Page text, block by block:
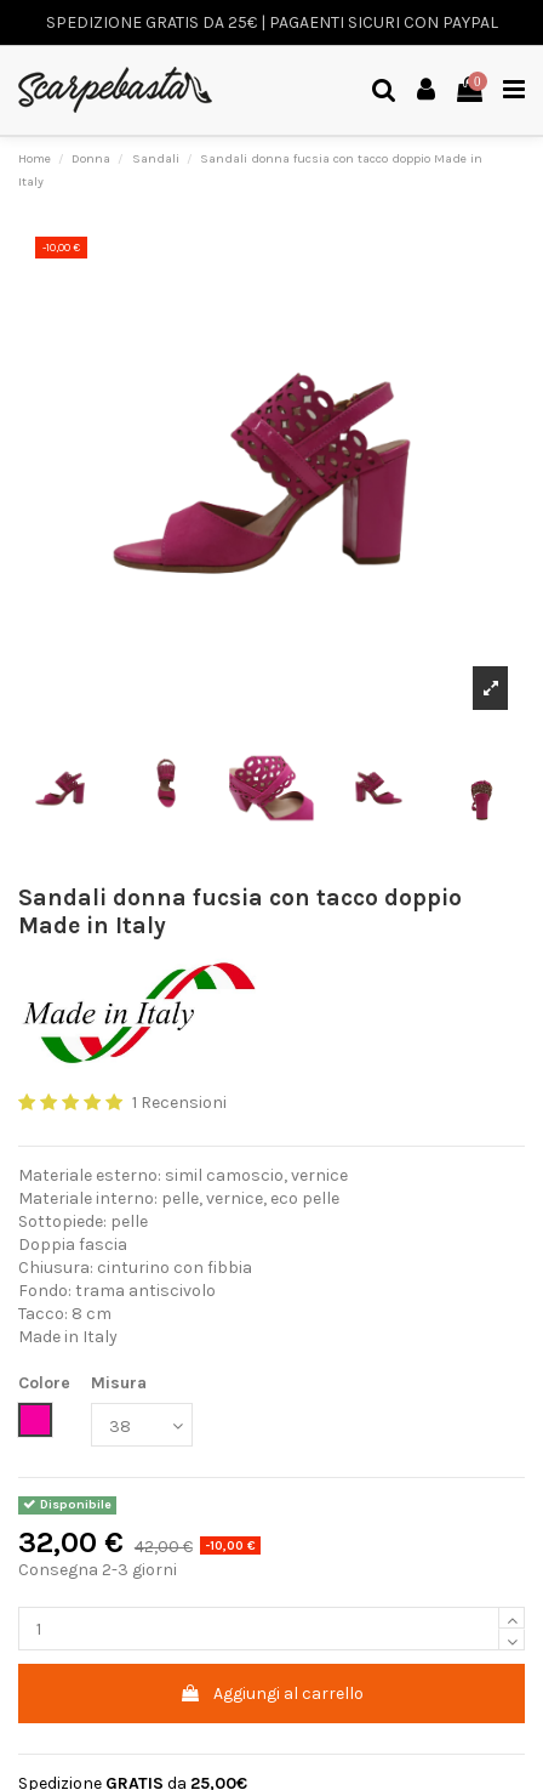
SPEDIZIONE GRATIS DA 25€ | PAGAENTI SICURI CON PAYPAL
0
Home Donna Sandali
Sandali donna fucsia con tacco doppio Made in
Italy
-10,00 €
Sandali donna fucsia con tacco doppio
Made in Italy
1 Recensioni
Materiale esterno: simil camoscio, vernice
Materiale interno: pelle, vernice, eco pelle
Sottopiede: pelle
Doppia fascia
Chiusura: cinturino con fibbia
Fondo: trama antiscivolo
Tacco: 8 cm
Made in Italy
Colore
Misura
Disponibile
32,00 € 42,00 € -10,00 €
Consegna 2-3 giorni
Aggiungi al carrello
Spedizione GRATIS da 25,00€